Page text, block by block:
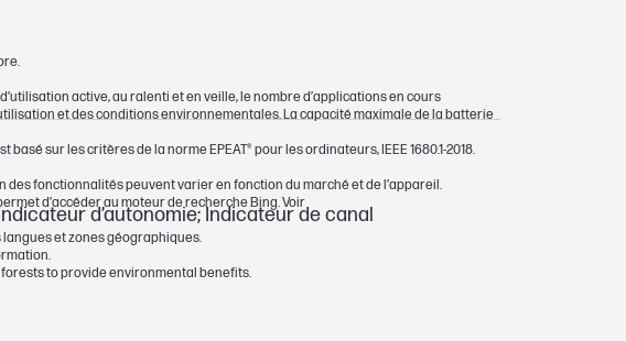
d’autonomie; Indicateur de canal
active, au ralenti et en veille, le nombre d’applications en cours
et des conditions environnementales. La capacité maximale de la batterie
sur les critères de la norme EPEAT® pour les ordinateurs, IEEE 1680.1-2018.
des fonctionnalités peuvent varier en fonction du marché et de l’appareil.
d’accéder au moteur de recherche Bing. Voir
et zones géographiques.
to provide environmental benefits.